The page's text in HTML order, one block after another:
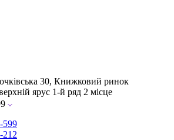
30, Книжковий ринок
ярус 1-й ряд 2 місце
599
212